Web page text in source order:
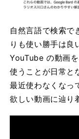
自然言語で検索で
りも使い勝手は良
YouTube の動画
使うことが日常と
最近使わなくなっ
欲しい動画に辿り